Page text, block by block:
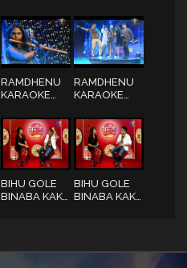
BOLIA MON
BHAI
STARTS
FROM 16TH
JULY | 2018 |
PROMO 7
RAMDHENU
KARAOKE
STARTS
FROM 16TH
JULY | 2018 |
PROMO 4
RAMDHENU
KARAOKE
STARTS
FROM 16TH
JULY | 2018 |
PROMO 3
BIHU GOLE
BINABA KAK
BIHU GOLE
BINABA KAK